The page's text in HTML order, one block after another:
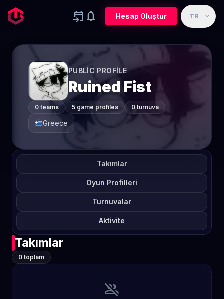
event_upcoming notifications Hesap Oluştur TR expand_more
PUBLIC PROFILE
Ruined Fist
0 teams 5 game profiles 0 turnuva
Greece
Takımlar
Oyun Profilleri
Turnuvalar
Aktivite
Takımlar
0 toplam
group_off